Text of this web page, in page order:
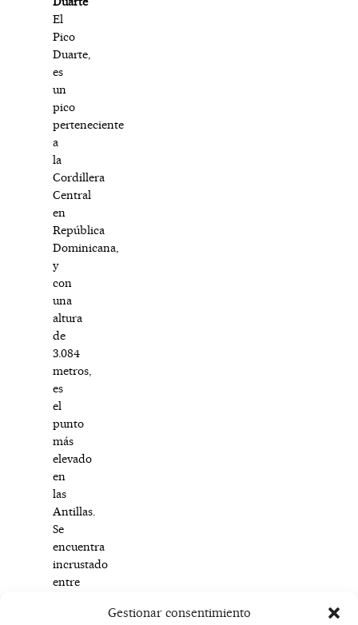
Gestionar consentimiento
El
Pico
Duarte,
es
un
pico
perteneciente
a
la
Cordillera
Central
en
República
Dominicana,
y
con
una
altura
de
3.084
metros,
es
el
punto
más
elevado
en
las
Antillas.
Se
encuentra
incrustado
entre